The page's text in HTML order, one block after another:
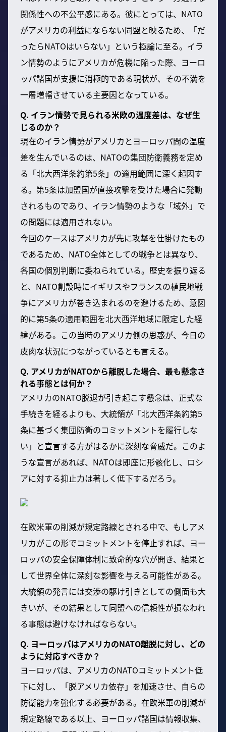
関係性への不公平感にある。彼にとっては、NATO
がアメリカの利益にならない同盟と映るため、「だ
ったらNATOはいらない」という極論に至る。イラ
ン情勢のようにアメリカが危機に陥った際、ヨーロ
ッパ諸国が支援に消極的である現状が、その不満を
一層増幅させている主要因となっている。
Q. イラン情勢で見られる米欧の温度差は、なぜ生
じるのか？
現在のイラン情勢がアメリカとヨーロッパ間の温度
差を生んでいるのは、NATOの集団防衛義務を定め
る「北大西洋条約第5条」の適用範囲に深く起因す
る。第5条は加盟国が直接攻撃を受けた場合に発動
されるものであり、イラン情勢のような「域外」で
の問題には適用されない。
今回のケースはアメリカが先に攻撃を仕掛けたもの
であるため、NATO全体としての戦争とは異なり、
各国の個別判断に委ねられている。歴史を振り返る
と、NATO創設時にイギリスやフランスの植民地戦
争にアメリカが巻き込まれるのを避けるため、意図
的に第5条の適用範囲を北大西洋地域に限定した経
緯がある。この当時のアメリカ側の思惑が、今日の
皮肉な状況につながっているとも言える。
Q. アメリカがNATOから離脱した場合、最も懸念さ
れる事態とは何か？
アメリカのNATO脱退が引き起こす懸念は、正式な
手続きを経るよりも、大統領が「北大西洋条約第5
条に基づく集団防衛のコミットメントを履行しな
い」と宣言する方がはるかに深刻な脅威だ。このよ
うな宣言があれば、NATOは即座に形骸化し、ロシ
アに対する抑止力は著しく低下するだろう。
在欧米軍の削減が規定路線とされる中で、もしアメ
リカがこの形でコミットメントを停止すれば、ヨー
ロッパの安全保障体制に致命的な穴が開き、結果と
して世界全体に深刻な影響を与える可能性がある。
大統領の発言には交渉の駆け引きとしての側面も大
きいが、その結果として同盟への信頼性が損なわれ
る事態は避けなければならない。
Q. ヨーロッパはアメリカのNATO離脱に対し、どの
ように対応すべきか？
ヨーロッパは、アメリカのNATOコミットメント低
下に対し、「脱アメリカ依存」を加速させ、自らの
防衛能力を強化する必要がある。在欧米軍の削減が
規定路線である以上、ヨーロッパ諸国は情報収集、